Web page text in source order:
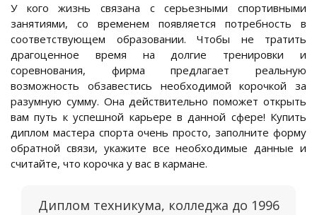
У кого жизнь связана с серьезными спортивными
занятиями, со временем появляется потребность в
соответствующем образовании. Чтобы не тратить
драгоценное время на долгие тренировки и
соревнования, фирма предлагает реальную
возможность обзавестись необходимой корочкой за
разумную сумму. Она действительно поможет открыть
вам путь к успешной карьере в данной сфере! Купить
диплом мастера спорта очень просто, заполните форму
обратной связи, укажите все необходимые данные и
считайте, что корочка у вас в кармане.
Диплом техникума, колледжа до 1996